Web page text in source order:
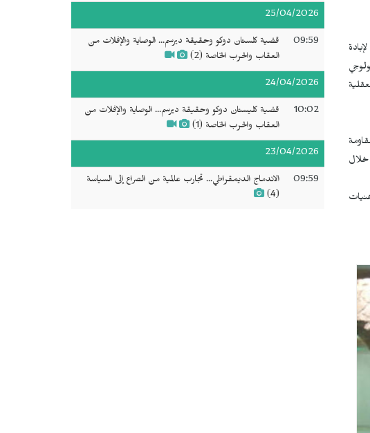
خلال
25/04/2026
09:59
قضية كلستان دوكو وحقيقة ديرسم... الوصاية والإفلات من
العقاب والحرب الخاصة (2)
24/04/2026
10:02
قضية كليستان دوكو وحقيقة ديرسم... الوصاية والإفلات من
العقاب والحرب الخاصة (1)
23/04/2026
09:59
الاندماج الديمقراطي... تجارب عالمية من الصراع إلى السياسة
(4)